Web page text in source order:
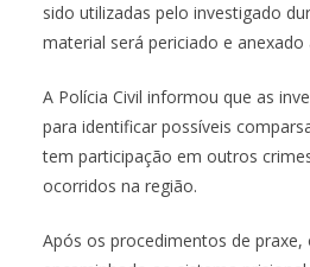
sido utilizadas pelo investigado
material será periciado e
A Polícia Civil informou que as
para identificar possíveis
tem participação em outros
ocorridos na região.
Após os procedimentos de praxe,